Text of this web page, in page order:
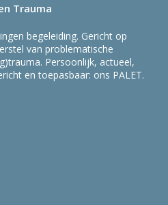
Trauma
begeleiding. Gericht op
van problematische
Persoonlijk, actueel,
en toepasbaar: ons PALET.